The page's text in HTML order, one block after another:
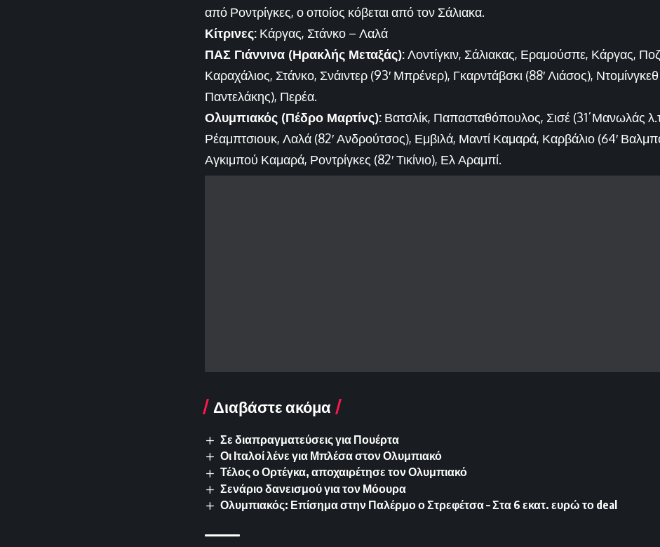
από Ροντρίγκες, ο οποίος κόβεται από τον Σάλιακα.
Κίτρινες: Κάργας, Στάνκο – Λαλά
ΠΑΣ Γιάννινα (Ηρακλής Μεταξάς):Λοντίγκιν, Σάλιακας, Εραμούσπε, Κάργας,
Καραχάλιος, Στάνκο, Σνάιντερ (93′ Μπρένερ), Γκαρντάβσκι (88′ Λιάσος), Ντομίνγκεθ
Παντελάκης), Περέα.
Ολυμπιακός (Πέδρο Μαρτίνς): Βατσλίκ, Παπασταθόπουλος, Σισέ (31΄Μανωλάς
Ρέαμπτσιουκ, Λαλά (82′ Ανδρούτσος), Εμβιλά, Μαντί Καμαρά, Καρβάλιο (64′
Αγκιμπού Καμαρά, Ροντρίγκες (82′ Τικίνιο), Ελ Αραμπί.
Διαβάστε ακόμα
Σε διαπραγματεύσεις για Πουέρτα
Οι Ιταλοί λένε για Μπλέσα στον Ολυμπιακό
Τέλος ο Ορτέγκα, αποχαιρέτησε τον Ολυμπιακό
Σενάριο δανεισμού για τον Μόουρα
Ολυμπιακός: Επίσημα στην Παλέρμο ο Στρεφέτσα – Στα 6 εκατ. ευρώ το deal